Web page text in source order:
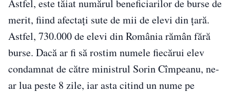
Astfel, este tăiat numărul beneficiarilor de burse de
merit, fiind afectaţi sute de mii de elevi din ţară.
Astfel, 730.000 de elevi din România rămân fără
burse. Dacă ar fi să rostim numele fiecărui elev
condamnat de către ministrul Sorin Cîmpeanu, ne-
ar lua peste 8 zile, iar asta citind un nume pe